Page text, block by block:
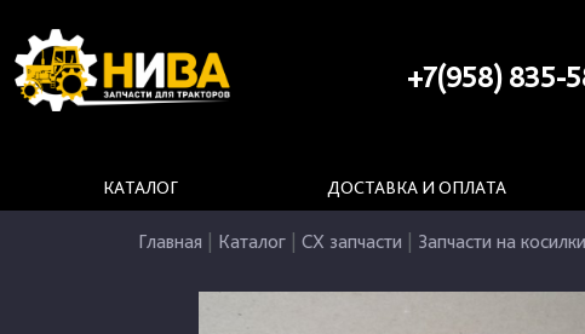
+7(958) 835-
КАТАЛОГ ДОСТАВКА И ОПЛАТА
Главная Каталог СХ запчасти Запчасти на косилки